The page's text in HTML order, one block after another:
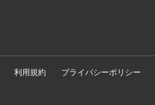
利用規約 プライバシーポリシー